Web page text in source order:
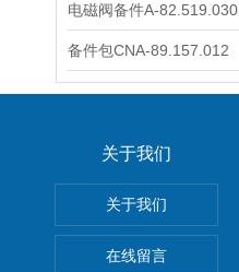
电磁阀备件A-82.519.030
备件包CNA-89.157.012
关于我们
关于我们
在线留言